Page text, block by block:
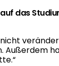
das
Außerdem
“